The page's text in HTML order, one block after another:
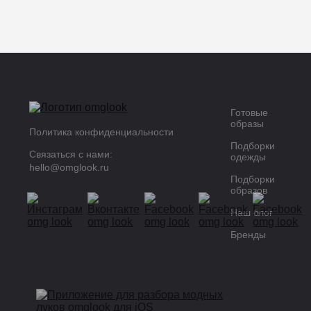
Политика конфиденциальности
Связаться с нами:
hello@omglook.ru
Готовые
образы
Подборки
одежды
Подборки
образов
Наш блог
Бренды